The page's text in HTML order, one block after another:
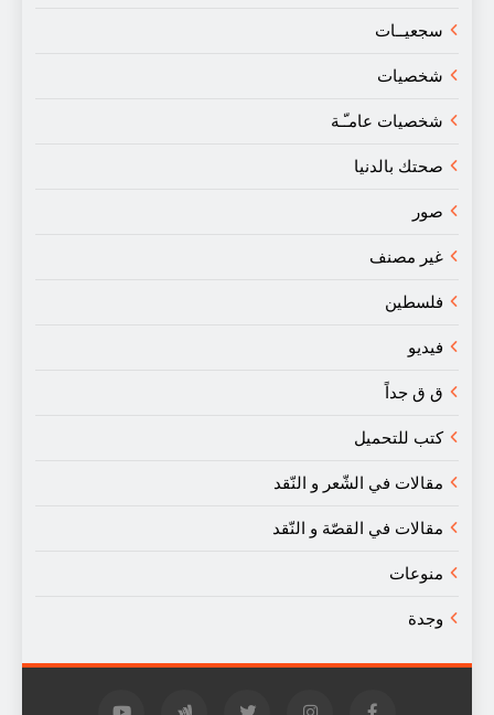
سجعيــات
شخصيات
شخصيات عامـّـة
صحتك بالدنيا
صور
غير مصنف
فلسطين
فيديو
ق ق جداً
كتب للتحميل
مقالات في الشّعر و النّقد
مقالات في القصّة و النّقد
منوعات
وجدة